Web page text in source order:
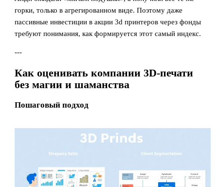
горки, только в агрегированном виде. Поэтому даже
пассивные инвестиции в акции 3d принтеров через фонды
требуют понимания, как формируется этот самый индекс.
---
Как оценивать компании 3D-печати
без магии и шаманства
Пошаговый подход